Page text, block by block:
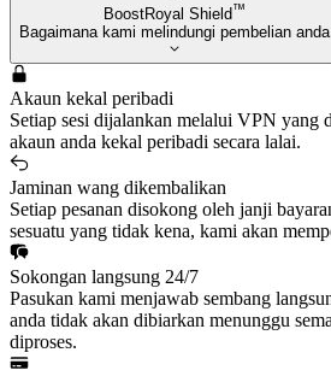
BoostRoyal Shield™
Bagaimana kami melindungi pembelian anda
Akaun kekal peribadi
Setiap sesi dijalankan melalui VPN
akaun anda kekal peribadi secara lalai.
Jaminan wang dikembalikan
Setiap pesanan disokong oleh janji
sesuatu yang tidak kena, kami akan
Sokongan langsung 24/7
Pasukan kami menjawab sembang
anda tidak akan dibiarkan menunggu
diproses.